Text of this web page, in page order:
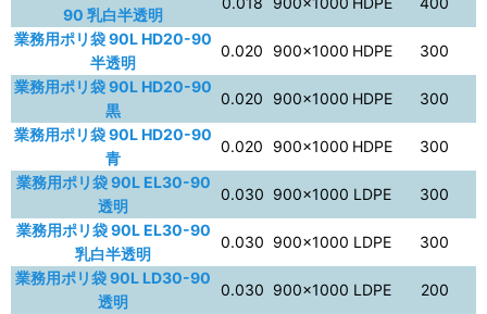
90 乳白半透明
業務用ポリ袋 90L HD20-90
半透明
0.020 900×1000 HDPE
300
業務用ポリ袋 90L HD20-90
黒
0.020 900×1000 HDPE
300
業務用ポリ袋 90L HD20-90
青
0.020 900×1000 HDPE
300
業務用ポリ袋 90L EL30-90
透明
0.030 900×1000 LDPE
300
業務用ポリ袋 90L EL30-90
乳白半透明
0.030 900×1000 LDPE
300
業務用ポリ袋 90L LD30-90
透明
0.030 900×1000 LDPE
200